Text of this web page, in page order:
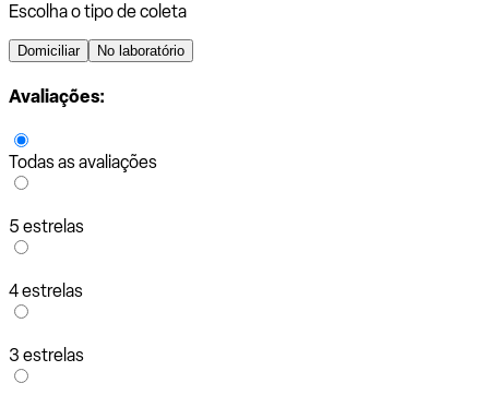
Escolha o tipo de coleta
Domiciliar No laboratório
Avaliações:
Todas as avaliações
5 estrelas
4 estrelas
3 estrelas